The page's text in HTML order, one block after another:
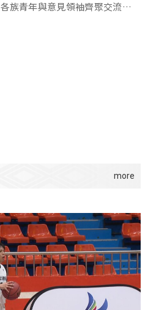
族青年與意見領袖齊聚交流，透
國家找出新方向。